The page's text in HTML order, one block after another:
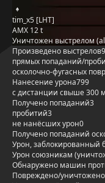
tim_x5 [LHT]
AMX 12 t
Уничтожен выстрелом
Произведено выстрелов9
прямых попаданий/
осколочно-фугасных
Нанесение урона799
с дистанции свыше 300 м
Получено попаданий3
пробитий3
не нанёсших урон0
Получено попаданий
Урон, заблокированный
Урон союзникам
Обнаружено машин
Повреждено/